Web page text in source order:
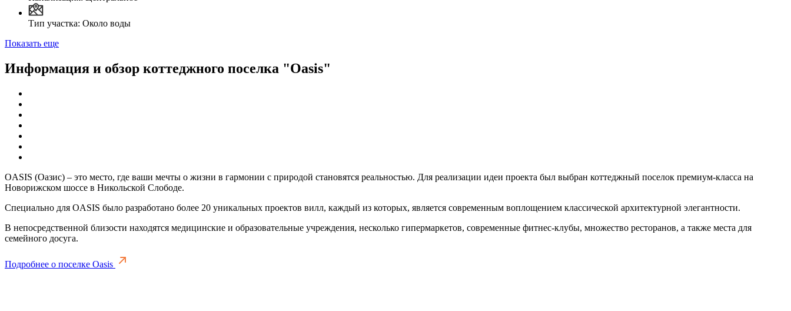
Тип участка: Около воды
Показать еще
Информация и обзор коттеджного поселка "Oasis"
OASIS (Оазис) – это место, где ваши мечты о жизни в гармонии с природой становятся реальностью. Для реализации идеи проекта был выбран коттеджный поселок премиум-класса на
Новорижском шоссе в Никольской Слободе.
Специально для OASIS было разработано более 20 уникальных проектов вилл, каждый из которых, является современным воплощением классической архитектурной элегантности.
В непосредственной близости находятся медицинские и образовательные учреждения, несколько гипермаркетов, современные фитнес-клубы, множество ресторанов, а также места для
семейного досуга.
Подробнее о поселке Oasis